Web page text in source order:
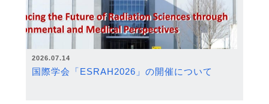
2026.07.14
国際学会「ESRAH2026」の開催について